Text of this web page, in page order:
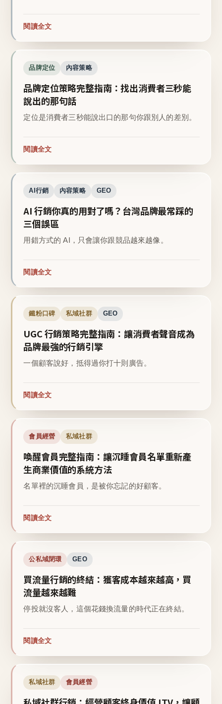
閱讀全文
品牌定位 內容策略
品牌定位策略完整指南：找出消費者三秒能
說出的那句話
定位是消費者三秒能說出口的那句你跟別人的差別。
閱讀全文
AI行銷 內容策略 GEO
AI 行銷你真的用對了嗎？台灣品牌最常踩的
三個誤區
用錯方式的 AI，只會讓你跟競品越來越像。
閱讀全文
鐵粉口碑 私域社群 GEO
UGC 行銷策略完整指南：讓消費者聲音成為
品牌最強的行銷引擎
一個顧客說好，抵得過你打十則廣告。
閱讀全文
會員經營 私域社群
喚醒會員完整指南：讓沉睡會員名單重新產
生商業價值的系統方法
名單裡的沉睡會員，是被你忘記的好顧客。
閱讀全文
公私域閉環 GEO
買流量行銷的終結：獲客成本越來越高，買
流量越來越難
停投就沒客人，這個花錢換流量的時代正在終結。
閱讀全文
私域社群 會員經營